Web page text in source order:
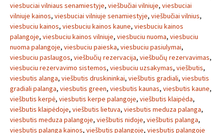
viesbuciai vilniaus senamiestyje, viešbučiai vilniuje, viesbuciai
vilniuje kainos, viesbuciai vilniuje senamiestyje, viešbučiai vilnius,
viesbuciu kainos, viesbuciu kainos kaune, viesbuciu kainos
palangoje, viesbuciu kainos vilniuje, viesbuciu nuoma, viesbuciu
nuoma palangoje, viesbuciu paieska, viesbuciu pasiulymai,
viesbuciu paslaugos, viešbučių rezervacija, viešbučių rezervavimas,
viesbuciu rezervavimo sistemos, viesbuciu uzsakymas, viešbutis,
viesbutis alanga, viešbutis druskininkai, viešbutis gradiali, viesbutis
gradiali palanga, viesbutis green, viesbutis kaunas, viesbutis kaune,
viešbutis kerpė, viesbutis kerpe palangoje, viešbutis klaipėda,
viešbutis klaipėdoje, viešbutis lietuva, viesbutis meduza palanga,
viesbutis meduza palangoje, viešbutis nidoje, viešbutis palanga,
viesbutis palanga kainos, viešbutis palangoje, viesbutis palangoje